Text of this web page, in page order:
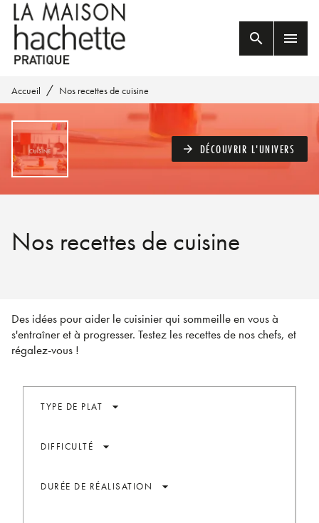
MENU RECHERCHE
PIED DE PAGE
search menu
Accueil / Nos recettes de cuisine
arrow_forward DÉCOUVRIR L'UNIVERS
Nos recettes de cuisine
Des idées pour aider le cuisinier qui sommeille en vous à
s'entraîner et à progresser. Testez les recettes de nos chefs, et
régalez-vous !
TYPE DE PLAT arrow_drop_down
DIFFICULTÉ arrow_drop_down
DURÉE DE RÉALISATION arrow_drop_down